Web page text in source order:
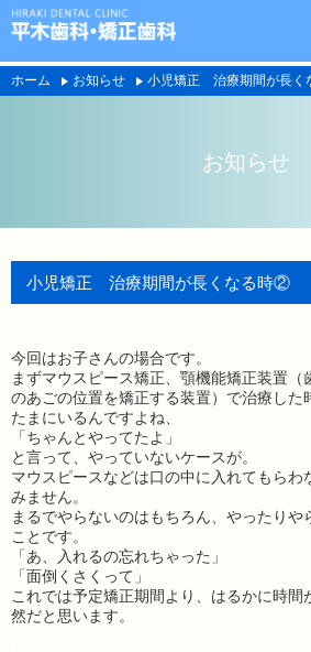
ホーム お知らせ 小児矯正 治療期間が長く
お知らせ
小児矯正 治療期間が長くなる時②
今回はお子さんの場合です。
まずマウスピース矯正、顎機能矯正装置
のあごの位置を矯正する装置）で治療した
たまにいるんですよね、
「ちゃんとやってたよ」
と言って、やっていないケースが。
マウスピースなどは口の中に入れてもらわ
みません。
まるでやらないのはもちろん、やったりや
ことです。
「あ、入れるの忘れちゃった」
「面倒くさくって」
これでは予定矯正期間より、はるかに時間
然だと思います。